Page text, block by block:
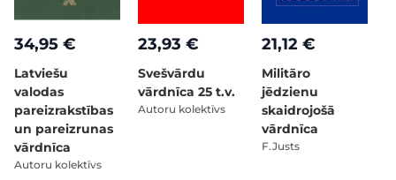
34,95 €
Latviešu
valodas
pareizrakstības
un pareizrunas
vārdnīca
Autoru kolektīvs
23,93 €
Svešvārdu
vārdnīca 25 t.v.
Autoru kolektīvs
21,12 €
Militāro
jēdzienu
skaidrojošā
vārdnīca
F.Justs